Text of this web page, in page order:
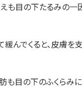
も目の下たるみの一
んでくると、皮膚を
も目の下のふくらみ